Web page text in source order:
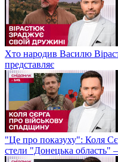
Хто народив Василю
представляє
"Це про показуху": Коля
стели "Донецька область"